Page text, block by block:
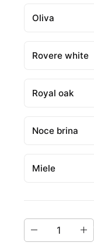
Oliva
Rovere white
Royal oak
Noce brina
Miele